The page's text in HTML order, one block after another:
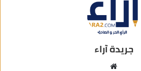
جريدة آراء